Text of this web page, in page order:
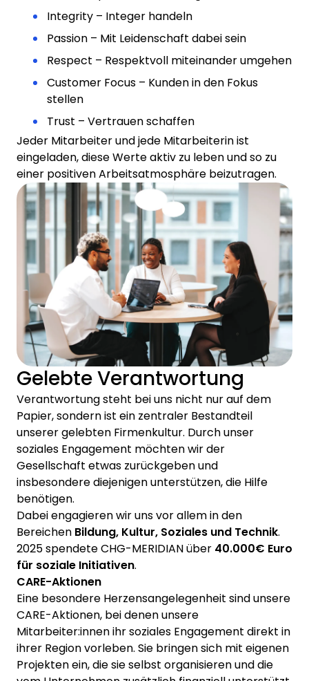
Integrity – Integer handeln
Passion – Mit Leidenschaft dabei sein
Respect – Respektvoll miteinander umgehen
Customer Focus – Kunden in den Fokus
stellen
Trust – Vertrauen schaffen
Jeder Mitarbeiter und jede Mitarbeiterin ist
eingeladen, diese Werte aktiv zu leben und so zu
einer positiven Arbeitsatmosphäre beizutragen.
Gelebte Verantwortung
Verantwortung steht bei uns nicht nur auf dem
Papier, sondern ist ein zentraler Bestandteil
unserer gelebten Firmenkultur. Durch unser
soziales Engagement möchten wir der
Gesellschaft etwas zurückgeben und
insbesondere diejenigen unterstützen, die Hilfe
benötigen.
Dabei engagieren wir uns vor allem in den
Bereichen Bildung, Kultur, Soziales und Technik.
2025 spendete CHG-MERIDIAN über 40.000€ Euro
für soziale Initiativen.
CARE-Aktionen
Eine besondere Herzensangelegenheit sind unsere
CARE-Aktionen, bei denen unsere
Mitarbeiter:innen ihr soziales Engagement direkt in
ihrer Region vorleben. Sie bringen sich mit eigenen
Projekten ein, die sie selbst organisieren und die